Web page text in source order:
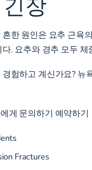
장
한 원인은 요추 근육
. 요추와 경추 모두
험하고 계신가요? 뉴
게 문의하기 예약하기
Fractures